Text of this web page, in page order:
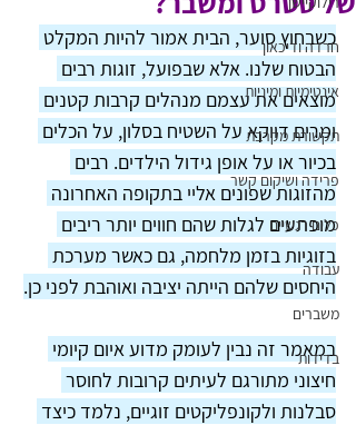
חרדה ודיכאון
אינטימיות ומיניות
תקשורת מקרבת
פרידה ושיקום קשר
כלים רגשיים
עבודה
משברים
בדידות
כשבחוץ סוער, הבית אמור להיות המקלט
הבטוח שלנו. אלא שבפועל, זוגות רבים
מוצאים את עצמם מנהלים קרבות קטנים
ומרים דווקא על השטיח בסלון, על הכלים
בכיור או על אופן גידול הילדים. רבים
מהזוגות שפונים אליי בתקופה האחרונה
מופתעים לגלות שהם חווים יותר ריבים
בזוגיות בזמן מלחמה, גם כאשר מערכת
היחסים שלהם הייתה יציבה ואוהבת לפני כן.
במאמר זה נבין לעומק מדוע איום קיומי
חיצוני מתורגם לעיתים קרובות לחוסר
סבלנות ולקונפליקטים זוגיים, נלמד כיצד